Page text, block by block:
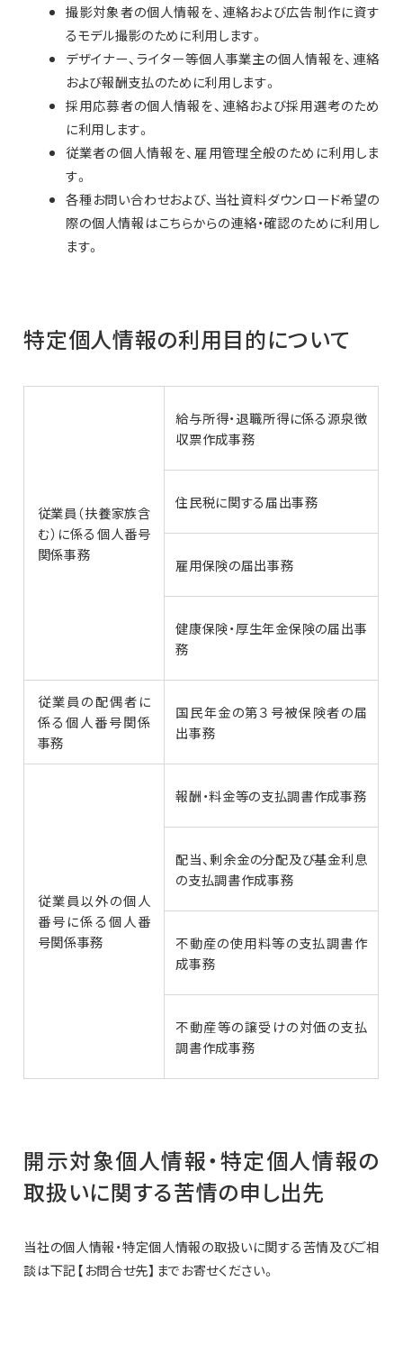
撮影対象者の個人情報を、連絡および広告制作に資す
るモデル撮影のために利用します。
デザイナー、ライター等個人事業主の個人情報を、連絡
および報酬支払のために利用します。
採用応募者の個人情報を、連絡および採用選考のため
に利用します。
従業者の個人情報を、雇用管理全般のために利用しま
す。
各種お問い合わせおよび、当社資料ダウンロード希望の
際の個人情報はこちらからの連絡・確認のために利用し
ます。
特定個人情報の利用目的について
従業員（扶養家族含
む）に係る個人番号
関係事務
給与所得・退職所得に係る源泉徴
収票作成事務
住民税に関する届出事務
雇用保険の届出事務
健康保険・厚生年金保険の届出事
務
従業員の配偶者に
係る個人番号関係
事務
国民年金の第３号被保険者の届
出事務
従業員以外の個人
番号に係る個人番
号関係事務
報酬・料金等の支払調書作成事務
配当、剰余金の分配及び基金利息
の支払調書作成事務
不動産の使用料等の支払調書作
成事務
不動産等の譲受けの対価の支払
調書作成事務
開示対象個人情報・特定個人情報の
取扱いに関する苦情の申し出先
当社の個人情報・特定個人情報の取扱いに関する苦情及びご相
談は下記【お問合せ先】までお寄せください。